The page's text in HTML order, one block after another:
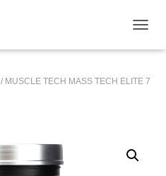
/ MUSCLE TECH MASS TECH ELITE 7